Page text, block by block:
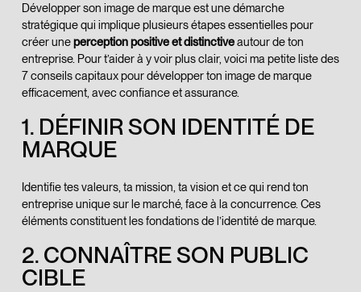
Développer son image de marque est une démarche
stratégique qui implique plusieurs étapes essentielles pour
créer uneperception positive et distinctiveautour de ton
entreprise. Pour t’aider à y voir plus clair, voici ma petite liste des
7 conseils capitaux pour développer ton image de marque
efficacement, avec confiance et assurance.
1. DÉFINIR SON IDENTITÉ DE
MARQUE
Identifie tes valeurs, ta mission, ta vision et ce qui rend ton
entreprise unique sur le marché, face à la concurrence. Ces
éléments constituent les fondations de l’identité de marque.
2. CONNAÎTRE SON PUBLIC
CIBLE